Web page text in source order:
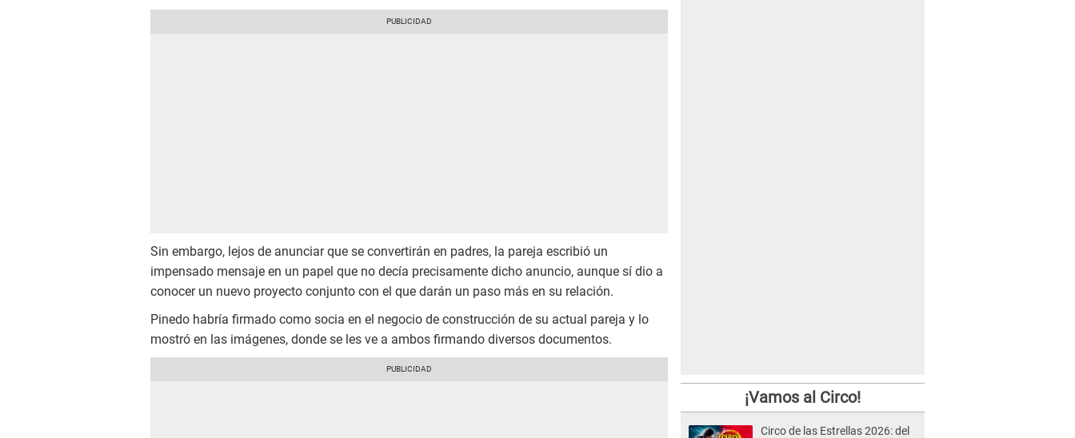
Sin embargo, lejos de anunciar que se convertirán en padres, la pareja escribió un
impensado mensaje en un papel que no decía precisamente dicho anuncio, aunque sí dio a
conocer un nuevo proyecto conjunto con el que darán un paso más en su relación.
Pinedo habría firmado como socia en el negocio de construcción de su actual pareja y lo
mostró en las imágenes, donde se les ve a ambos firmando diversos documentos.
¡Vamos al Circo!
Circo de las Estrellas 2026: del